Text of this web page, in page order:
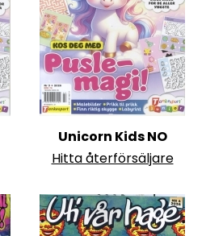
Unicorn Kids NO
Hitta återförsäljare